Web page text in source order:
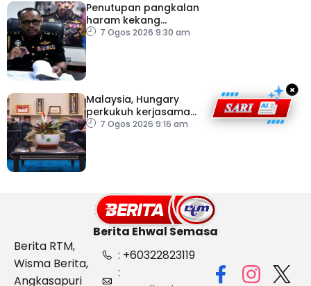
Penutupan pangkalan
haram kekang
penyeludupan di
7 Ogos 2026 9:30 am
Malaysia, Hungary
perkukuh kerjasama
sektor pertanian
7 Ogos 2026 9:16 am
×
Berita Ehwal Semasa
Berita RTM,
Wisma Berita,
Angkasapuri
: +60322823119
: